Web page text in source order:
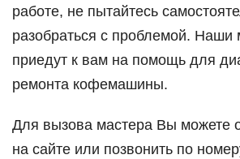
работе, не пытайтесь
разобраться с проблемой. Наши
приедут к вам на помощь для
ремонта кофемашины.
Для вызова мастера Вы можете
на сайте или позвонить по